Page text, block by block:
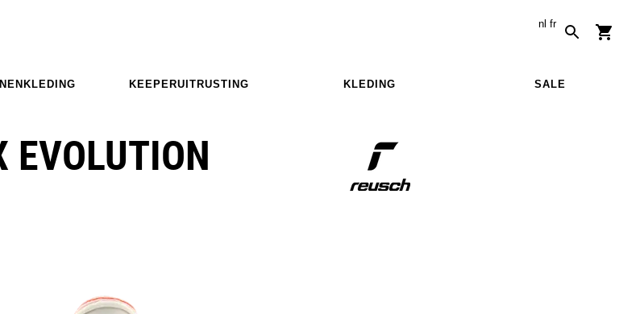
nl fr
KEEPERUITRUSTING KLEDING SALE
EVOLUTION